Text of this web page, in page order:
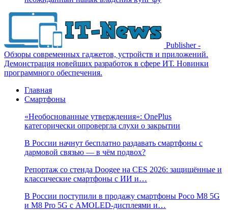
Publisher -
Обзоры современных гаджетов, устройств и приложений.
Демонстрация новейших разработок в сфере ИТ. Новинки
программного обеспечения.
Главная
Смартфоны
«Необоснованные утверждения»: OnePlus
категорически опровергла слухи о закрытии
В России начнут бесплатно раздавать смартфоны с
дармовой связью — в чём подвох?
Репортаж со стенда Doogee на CES 2026: защищённые и
классические смартфоны с ИИ и…
В России поступили в продажу смартфоны Poco M8 5G
и M8 Pro 5G с AMOLED-дисплеями и…